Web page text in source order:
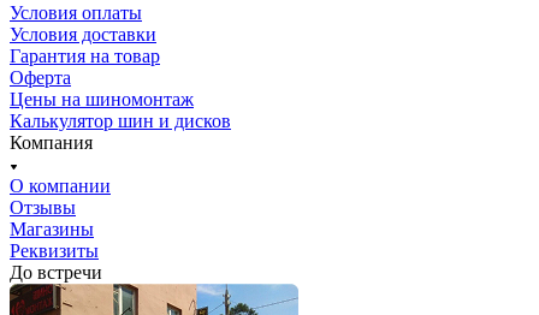
Условия оплаты
Условия доставки
Гарантия на товар
Оферта
Цены на шиномонтаж
Калькулятор шин и дисков
Компания
О компании
Отзывы
Магазины
Реквизиты
До встречи